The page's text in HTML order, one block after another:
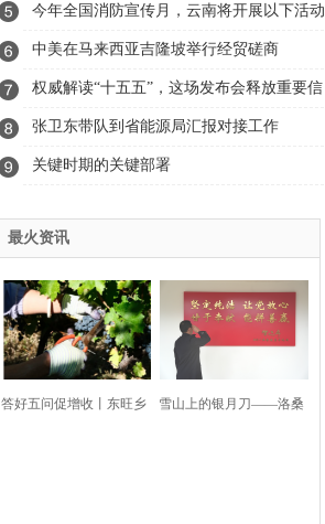
无人机体验店
今年全国消防宣传月，云南将开展以下活动
→
中美在马来西亚吉隆坡举行经贸磋商
权威解读“十五五”，这场发布会释放重要信
息
张卫东带队到省能源局汇报对接工作
关键时期的关键部署
最火资讯
答好五问促增收丨东旺乡 雪山上的银月刀——洛桑